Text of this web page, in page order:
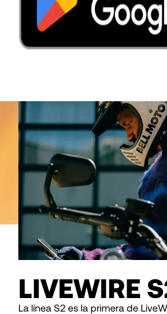
LIVEWIRE
La línea S2 es la primera de